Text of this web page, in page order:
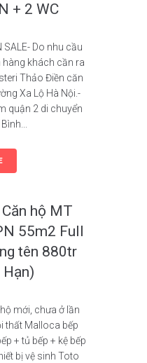
+ 2 WC
SALE- Do nhu cầu
hàng khách cần ra
Thảo Điền căn
Xa Lộ Hà Nội.-
quận 2 di chuyển
hộ MT
55m2 Full
tên 880tr
mới, chưa ở lần
thất Malloca bếp
+ tủ bếp + kệ bếp
bị vệ sinh Toto